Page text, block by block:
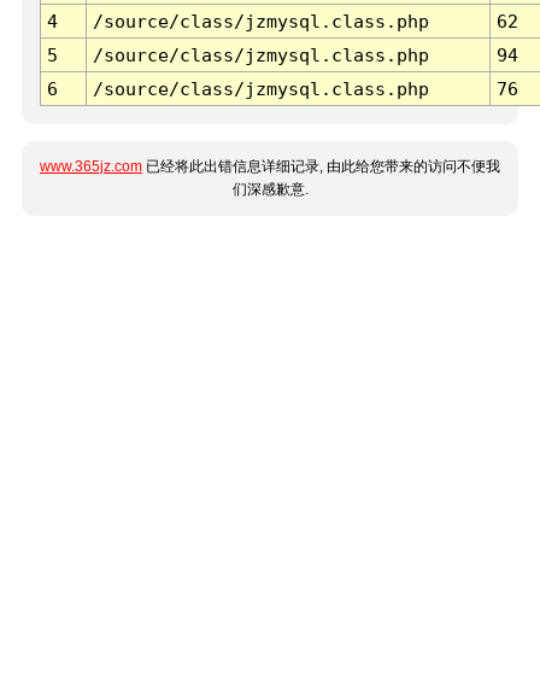
4
/source/class/jzmysql.class.php
62
5
/source/class/jzmysql.class.php
94
6
/source/class/jzmysql.class.php 76
www.365jz.com 已经将此出错信息详细记录, 由此给您带来的访问不便我
们深感歉意.